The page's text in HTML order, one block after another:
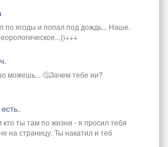
по ягоды и попал под дождь... Наше.
можешь... 🤔Зачем тебе ии?
кто ты там по жизни - я просил тебя
на страницу. Ты накатил и теб